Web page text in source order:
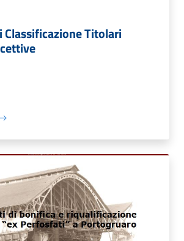
Classificazione Titolari